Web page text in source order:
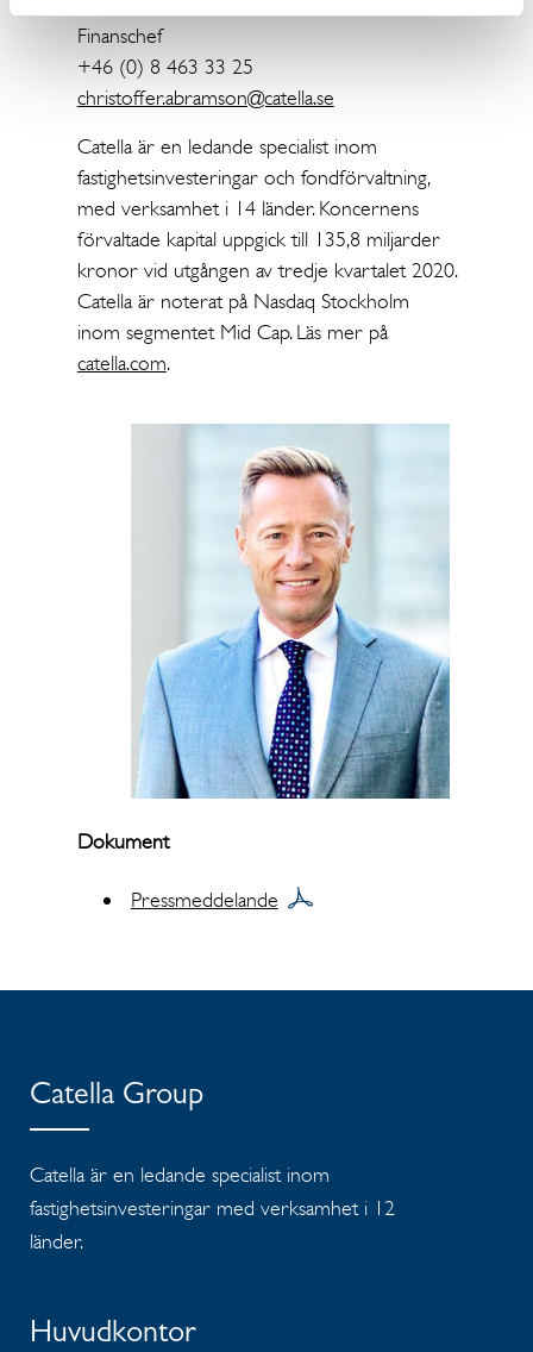
Finanschef
+46 (0) 8 463 33 25
christoffer.abramson@catella.se
Catella är en ledande specialist inom
fastighetsinvesteringar och fondförvaltning,
med verksamhet i 14 länder. Koncernens
förvaltade kapital uppgick till 135,8 miljarder
kronor vid utgången av tredje kvartalet 2020.
Catella är noterat på Nasdaq Stockholm
inom segmentet Mid Cap. Läs mer på
catella.com.
Dokument
Pressmeddelande
Catella Group
Catella är en ledande specialist inom
fastighetsinvesteringar med verksamhet i 12
länder.
Huvudkontor